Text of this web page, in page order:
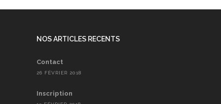
NOS ARTICLES RECENTS
Contact
26 FÉVRIER 2018
Inscription